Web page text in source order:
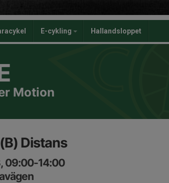
E-cykling Hallandsloppet
Motion
Distans
09:00-14:00